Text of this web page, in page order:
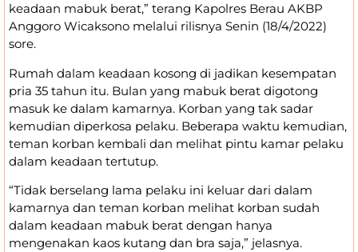
keadaan mabuk berat,” terang Kapolres Berau AKBP
Anggoro Wicaksono melalui rilisnya Senin (18/4/2022)
sore.
Rumah dalam keadaan kosong di jadikan kesempatan
pria 35 tahun itu. Bulan yang mabuk berat digotong
masuk ke dalam kamarnya. Korban yang tak sadar
kemudian diperkosa pelaku. Beberapa waktu kemudian,
teman korban kembali dan melihat pintu kamar pelaku
dalam keadaan tertutup.
“Tidak berselang lama pelaku ini keluar dari dalam
kamarnya dan teman korban melihat korban sudah
dalam keadaan mabuk berat dengan hanya
mengenakan kaos kutang dan bra saja,” jelasnya.